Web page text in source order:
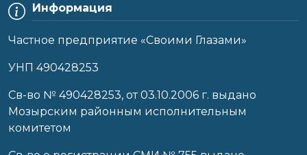
Информация
Частное предприятие «Своими Глазами»
УНП 490428253
Cв-во № 490428253, от 03.10.2006 г. выдано
Мозырским районным исполнительным
комитетом